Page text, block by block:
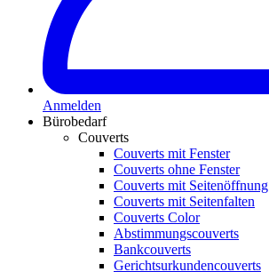
Anmelden
Bürobedarf
Couverts
Couverts mit Fenster
Couverts ohne Fenster
Couverts mit Seitenöffnung
Couverts mit Seitenfalten
Couverts Color
Abstimmungscouverts
Bankcouverts
Gerichtsurkundencouverts